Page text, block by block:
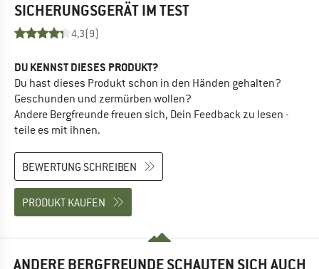
SICHERUNGSGERÄTIM TEST
4,3(9)
DU KENNST DIESES PRODUKT?
Du hast dieses Produkt schon in den Händen gehalten?
Geschunden und zermürben wollen?
Andere Bergfreunde freuen sich, Dein Feedback zu lesen -
teile es mit ihnen.
BEWERTUNG SCHREIBEN
PRODUKT KAUFEN
ANDERE BERGFREUNDE SCHAUTEN SICH AUCH